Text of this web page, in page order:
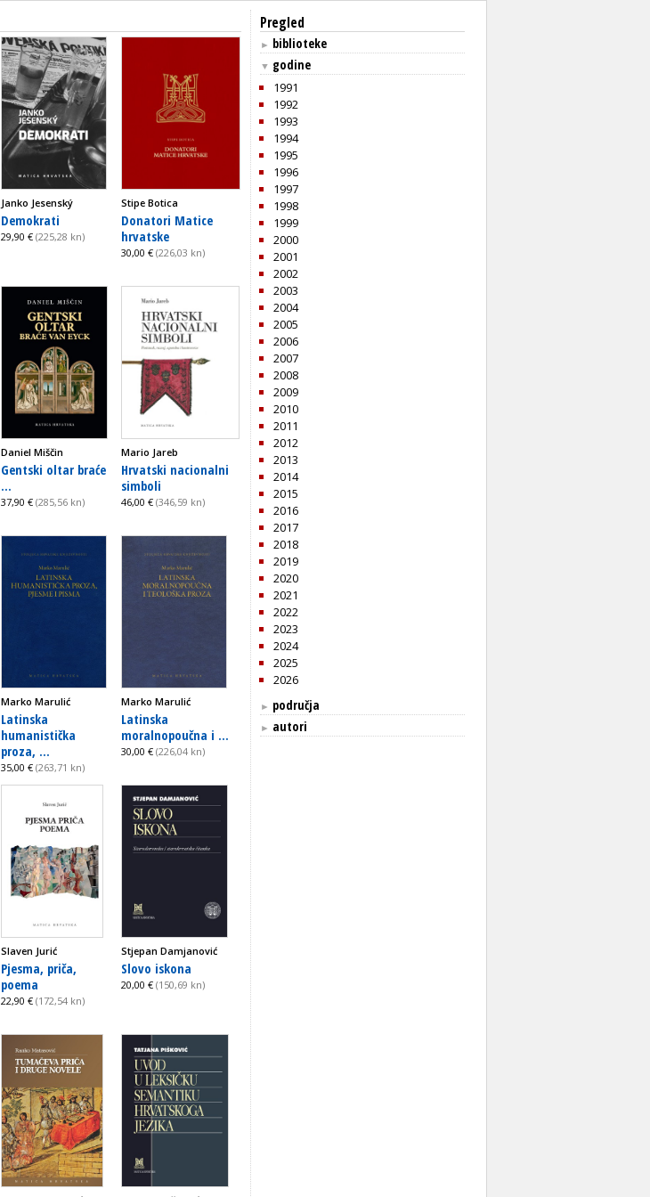
Janko Jesenský
Demokrati
29,90 € (225,28 kn)
Stipe Botica
Donatori Matice
hrvatske
30,00 € (226,03 kn)
Daniel Miščin
Gentski oltar braće
...
37,90 € (285,56 kn)
Mario Jareb
Hrvatski nacionalni
simboli
46,00 € (346,59 kn)
Marko Marulić
Latinska
humanistička
proza, ...
35,00 € (263,71 kn)
Marko Marulić
Latinska
moralnopoučna i ...
30,00 € (226,04 kn)
Slaven Jurić
Pjesma, priča,
poema
22,90 € (172,54 kn)
Stjepan Damjanović
Slovo iskona
20,00 € (150,69 kn)
Pregled
► biblioteke
▼ godine
1991
1992
1993
1994
1995
1996
1997
1998
1999
2000
2001
2002
2003
2004
2005
2006
2007
2008
2009
2010
2011
2012
2013
2014
2015
2016
2017
2018
2019
2020
2021
2022
2023
2024
2025
2026
► područja
► autori